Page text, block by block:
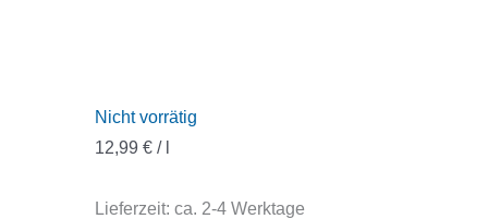
Nicht vorrätig
12,99 €/
Lieferzeit: ca. 2-4 Werktage